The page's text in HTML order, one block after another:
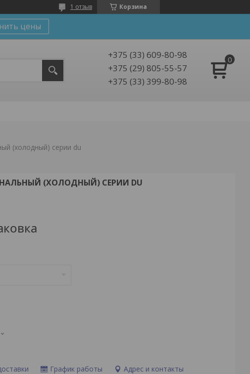
Корзина
1 отзыв
цены
+375 (33) 609-80-98
+375 (29) 805-55-57
+375 (33) 399-80-98
(холодный) серии du
(ХОЛОДНЫЙ) СЕРИИ DU
График работы Адрес и контакты